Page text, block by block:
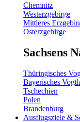
Chemnitz
Westerzgebirge
Mittleres
Osterzgebirge
Sachsens
Thüringisches
Bayerisches
Tschechien
Polen
Brandenburg
Ausflugsziele &